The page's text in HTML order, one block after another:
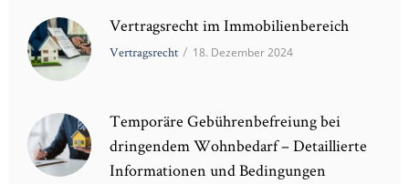
Vertragsrecht im Immobilienbereich
Vertragsrecht / 18. Dezember 2024
Temporäre Gebührenbefreiung bei
dringendem Wohnbedarf – Detaillierte
Informationen und Bedingungen